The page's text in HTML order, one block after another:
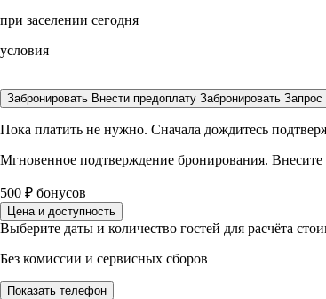
при заселении сегодня
условия
Забронировать Внести предоплату Забронировать Запрос
Пока платить не нужно. Сначала дождитесь
Мгновенное подтверждение бронирования. Внесите
500 ₽ бонусов
Цена и доступность
Выберите даты и количество гостей для расчёта
Без комиссии и сервисных сборов
Показать телефон